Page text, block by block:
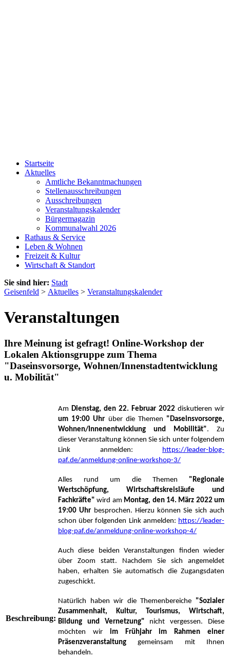
Startseite
Aktuelles
Amtliche Bekanntmachungen
Stellenausschreibungen
Ausschreibungen
Veranstaltungskalender
Bürgermagazin
Kommunalwahl 2026
Rathaus & Service
Leben & Wohnen
Freizeit & Kultur
Wirtschaft & Standort
Sie sind hier: Stadt
Geisenfeld > Aktuelles > Veranstaltungskalender
Veranstaltungen
Ihre Meinung ist gefragt! Online-Workshop der
Lokalen Aktionsgruppe zum Thema
"Daseinsvorsorge, Wohnen/Innenstadtentwicklung
u. Mobilität"
Beschreibung:
Am Dienstag, den 22. Februar 2022 diskutieren wir
um 19:00 Uhr über die Themen "Daseinsvorsorge,
Wohnen/Innenentwicklung und Mobilität". Zu
dieser Veranstaltung können Sie sich unter folgendem
Link anmelden:
https://leader-blog-
paf.de/anmeldung-online-workshop-3/
Alles rund um die Themen "Regionale
Wertschöpfung, Wirtschaftskreisläufe und
Fachkräfte" wird am Montag, den 14. März 2022 um
19:00 Uhr besprochen. Hierzu können Sie sich auch
schon über folgenden Link anmelden: https://leader-
blog-paf.de/anmeldung-online-workshop-4/
Auch diese beiden Veranstaltungen finden wieder
über Zoom statt. Nachdem Sie sich angemeldet
haben, erhalten Sie automatisch die Zugangsdaten
zugeschickt.
Natürlich haben wir die Themenbereiche "Sozialer
Zusammenhalt, Kultur, Tourismus, Wirtschaft,
Bildung und Vernetzung" nicht vergessen. Diese
möchten wir im Frühjahr im Rahmen einer
Präsenzveranstaltung gemeinsam mit Ihnen
behandeln.